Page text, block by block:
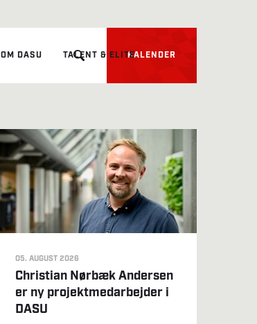
KALENDER
OM DASU TALENT & ELITE
05. AUGUST 2026
Christian Nørbæk Andersen
er ny projektmedarbejder i
DASU